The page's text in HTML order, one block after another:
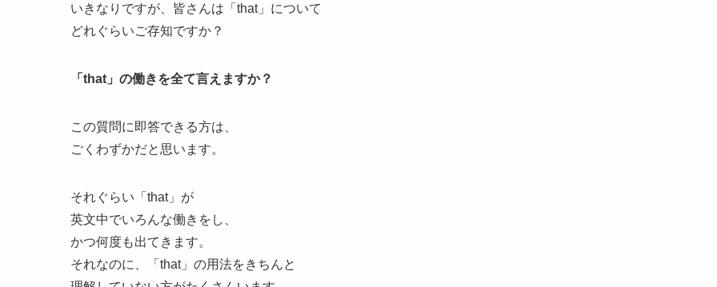
いきなりですが、皆さんは「that」について
どれぐらいご存知ですか？
「that」の働きを全て言えますか？
この質問に即答できる方は、
ごくわずかだと思います。
それぐらい 「that」が
英文中でいろんな働きをし
かつ何度も出てきます。
それなのに、「that」の用法をきちんと